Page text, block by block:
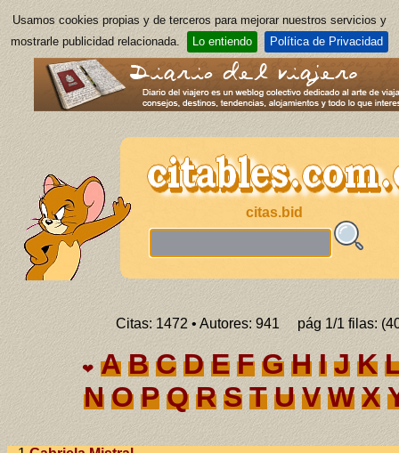
Usamos cookies propias y de terceros para mejorar nuestros servicios y
mostrarle publicidad relacionada.
Lo entiendo Política de Privacidad
citas.bid
Citas: 1472 • Autores: 941 pág 1/1 filas:
❤ A B C D E F G H I J K
N O P Q R S T U V W X